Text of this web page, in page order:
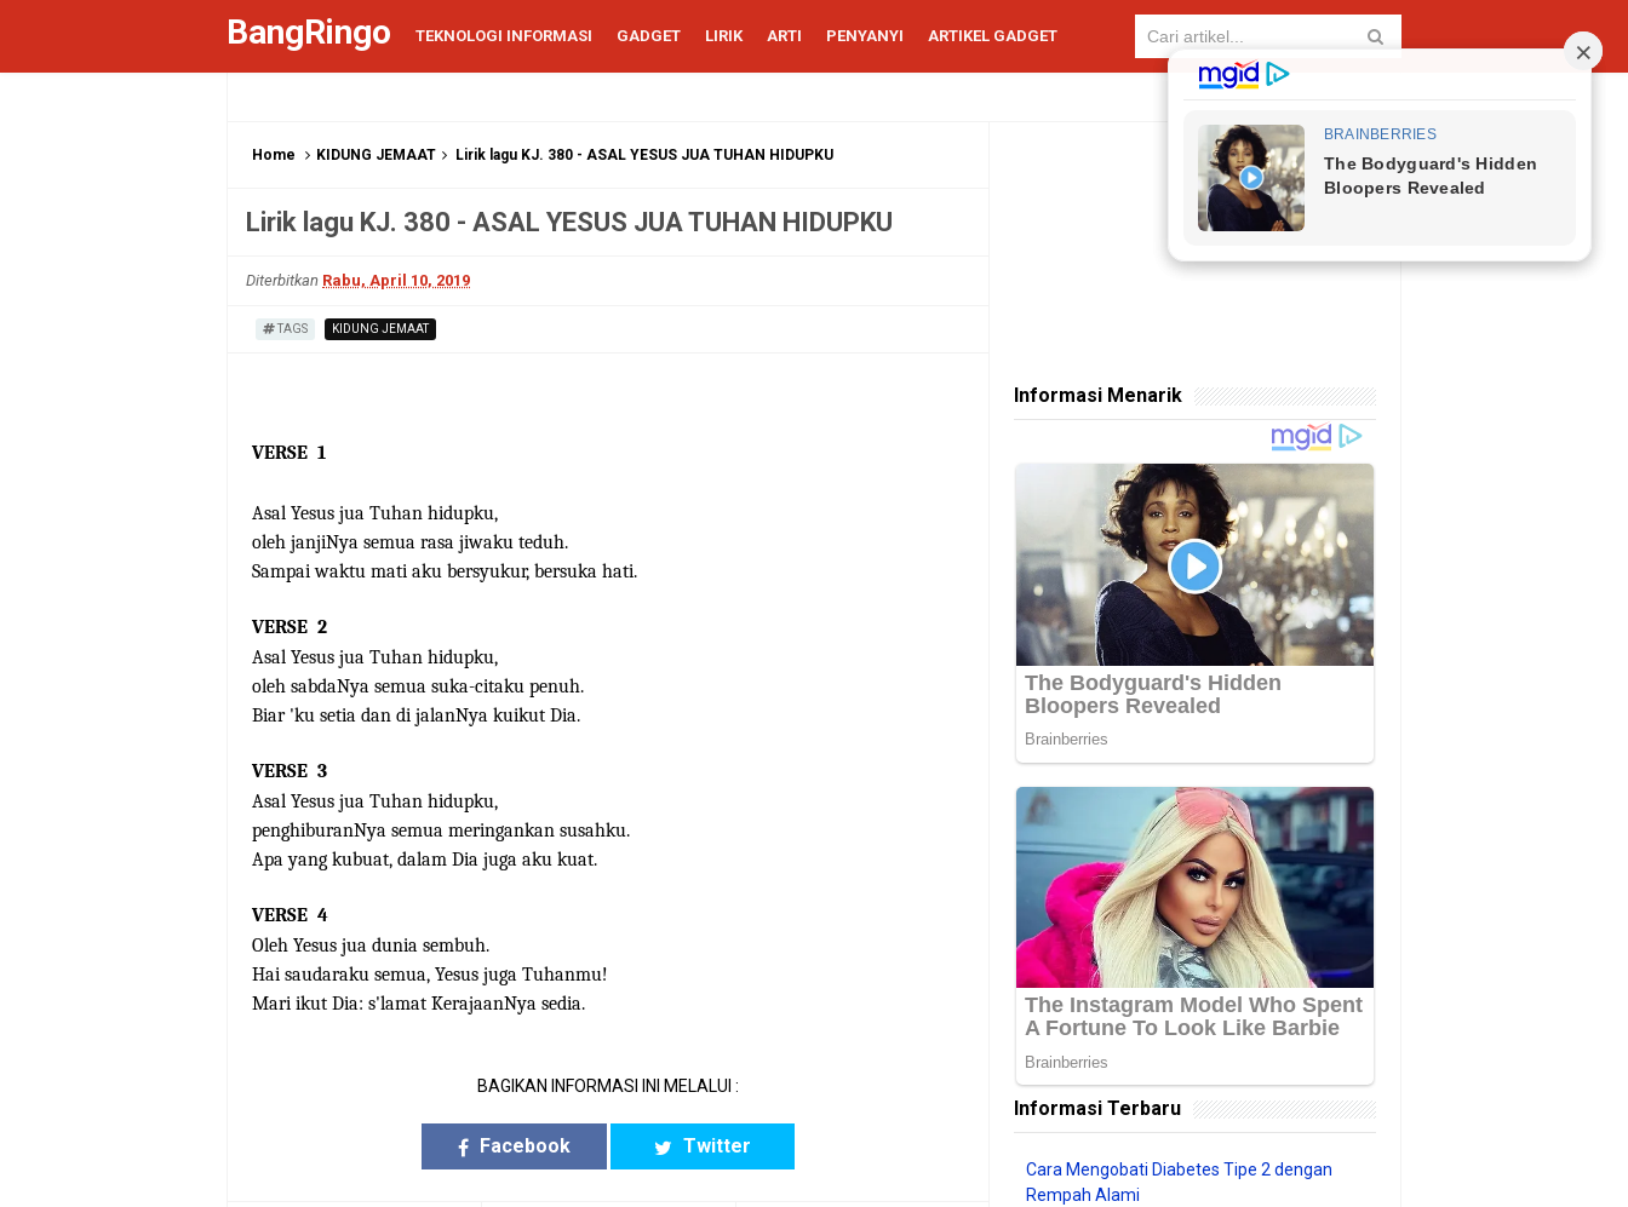
BangRingo TEKNOLOGI INFORMASI GADGET LIRIK ARTI PENYANYI ARTIKEL GADGET
Home KIDUNG JEMAAT Lirik lagu KJ. 380 - ASAL YESUS JUA TUHAN HIDUPKU
Lirik lagu KJ. 380 - ASAL YESUS JUA TUHAN HIDUPKU
Diterbitkan Rabu, April 10, 2019
TAGS KIDUNG JEMAAT
VERSE 1
Asal Yesus jua Tuhan hidupku,
oleh janjiNya semua rasa jiwaku teduh.
Sampai waktu mati aku bersyukur, bersuka hati.
VERSE 2
Asal Yesus jua Tuhan hidupku,
oleh sabdaNya semua suka-citaku penuh.
Biar 'ku setia dan di jalanNya kuikut Dia.
VERSE 3
Asal Yesus jua Tuhan hidupku,
penghiburanNya semua meringankan susahku.
Apa yang kubuat, dalam Dia juga aku kuat.
VERSE 4
Oleh Yesus jua dunia sembuh.
Hai saudaraku semua, Yesus juga Tuhanmu!
Mari ikut Dia: s'lamat KerajaanNya sedia.
BAGIKAN INFORMASI INI MELALUI :
Facebook Twitter
Informasi Menarik
Informasi Terbaru
Cara Mengobati Diabetes Tipe 2 dengan
Rempah Alami